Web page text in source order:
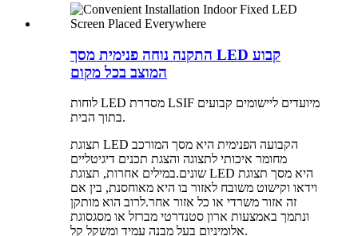
התקנה נוחה פנימית מסך LED קבוע
המוצב בכל מקום
לוחות LED מסדרת LSIF מיועדים ליישומים קבועים
בתוך הבית.
תצוגת LED הקבועה הפנימית היא מסך המורכב
מחומר איכותי לתצוגה והצגת תכנים דיגיטליים
שונים.במילים אחרות, תצוגת LED היא מסך תצוגת
וידאו וקישוט משובח לאזור בו היא מאוחסנת, בין אם
זה אזור משרדי או כל אזור אחר.לרוב הוא מותקן
ונתמך באמצעות ארון סטנדרטי מברזל או מסגסוגת
אלומיניום בעל מבנה עמיד ומשקל קל.